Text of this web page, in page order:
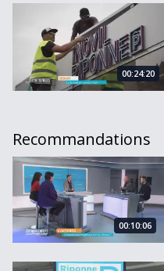
Le branding « Swiss made »
00:24:20
Recommandations
L&#039;actu éco
00:10:06